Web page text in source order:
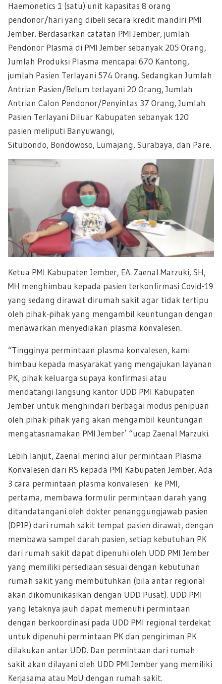
Haemonetics 1 (satu) unit kapasitas 8 orang
pendonor/hari yang dibeli secara kredit mandiri PMI
Jember. Berdasarkan catatan PMI Jember, jumlah
Pendonor Plasma di PMI Jember sebanyak 205 Orang,
Jumlah Produksi Plasma mencapai 670 Kantong,
jumlah Pasien Terlayani 574 Orang. Sedangkan Jumlah
Antrian Pasien/Belum terlayani 20 Orang, Jumlah
Antrian Calon Pendonor/Penyintas 37 Orang, Jumlah
Pasien Terlayani Diluar Kabupaten sebanyak 120
pasien meliputi Banyuwangi,
Situbondo, Bondowoso, Lumajang, Surabaya, dan Pare.
Ketua PMI Kabupaten Jember, EA. Zaenal Marzuki, SH,
MH menghimbau kepada pasien terkonfirmasi Covid-19
yang sedang dirawat dirumah sakit agar tidak tertipu
oleh pihak-pihak yang mengambil keuntungan dengan
menawarkan menyediakan plasma konvalesen.
“Tingginya permintaan plasma konvalesen, kami
himbau kepada masyarakat yang mengajukan layanan
PK, pihak keluarga supaya konfirmasi atau
mendatangi langsung kantor UDD PMI Kabupaten
Jember untuk menghindari berbagai modus penipuan
oleh pihak-pihak yang akan mengambil keuntungan
mengatasnamakan PMI Jember’ “ucap Zaenal Marzuki.
Lebih lanjut, Zaenal merinci alur permintaan Plasma
Konvalesen dari RS kepada PMI Kabupaten Jember. Ada
3 cara permintaan plasma konvalesen ke PMI,
pertama, membawa formulir permintaan darah yang
ditandatangani oleh dokter penanggungjawab pasien
(DPJP) dari rumah sakit tempat pasien dirawat, dengan
membawa sampel darah pasien, setiap kebutuhan PK
dari rumah sakit dapat dipenuhi oleh UDD PMI Jember
yang memiliki persediaan sesuai dengan kebutuhan
rumah sakit yang membutuhkan (bila antar regional
akan dikomunikasikan dengan UDD Pusat). UDD PMI
yang letaknya jauh dapat memenuhi permintaan
dengan berkoordinasi pada UDD PMI regional terdekat
untuk dipenuhi permintaan PK dan pengiriman PK
dilakukan antar UDD. Dan permintaan dari rumah
sakit akan dilayani oleh UDD PMI Jember yang memiliki
Kerjasama atau MoU dengan rumah sakit.